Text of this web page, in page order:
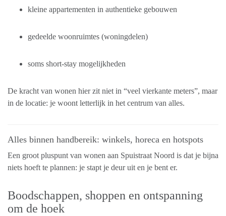
kleine appartementen in authentieke gebouwen
gedeelde woonruimtes (woningdelen)
soms short-stay mogelijkheden
De kracht van wonen hier zit niet in “veel vierkante meters”, maar
in de locatie: je woont letterlijk in het centrum van alles.
Alles binnen handbereik: winkels, horeca en hotspots
Een groot pluspunt van wonen aan Spuistraat Noord is dat je bijna
niets hoeft te plannen: je stapt je deur uit en je bent er.
Boodschappen, shoppen en ontspanning
om de hoek